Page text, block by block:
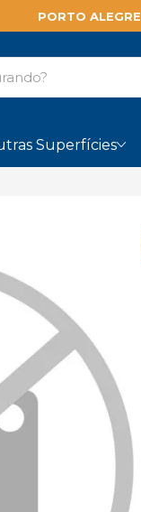
PORTO ALEGRE
Superfícies